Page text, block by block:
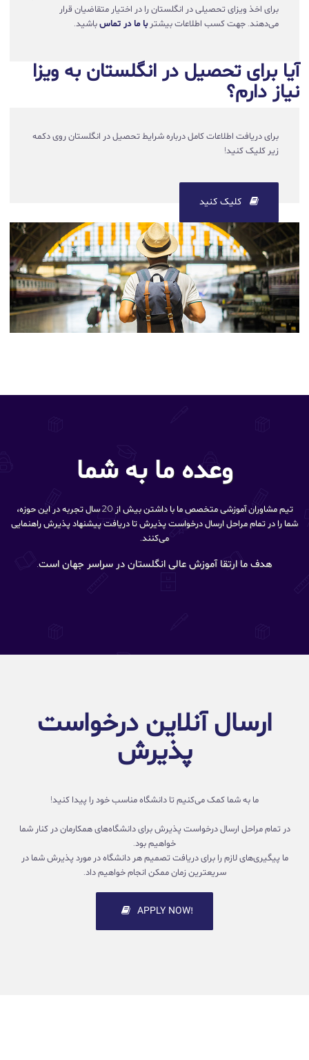
برای اخذ ویزای تحصیلی در انگلستان را در اختیار متقاضیان قرار
می‌دهند. جهت کسب اطلاعات بیشتربا ما در تماسباشید.
آیا برای تحصیل در انگلستان به ویزا
نیاز دارم؟
برای دریافت اطلاعات کامل درباره شرایط تحصیل در انگلستان روی دکمه
زیر کلیک کنید!
کلیک کنید
وعده ما به شما
تیم مشاوران آموزشی متخصص ما با داشتن بیش از 20 سال تجربه در این حوزه،
شما را در تمام مراحل ارسال درخواست پذیرش تا دریافت پیشنهاد پذیرش راهنمایی
می‌کنند.
هدف ما ارتقا آموزش عالی انگلستان در سراسر جهان است.
ارسال آنلاین درخواست
پذیرش
ما به شما کمک می‌کنیم تا دانشگاه مناسب خود را پیدا کنید!
در تمام مراحل ارسال درخواست پذیرش برای دانشگاه‌های همکارمان در کنار شما
خواهیم بود.
ما پیگیری‌های لازم را برای دریافت تصمیم هر دانشگاه در مورد پذیرش شما در
سریعترین زمان ممکن انجام خواهیم داد.
!APPLY NOW